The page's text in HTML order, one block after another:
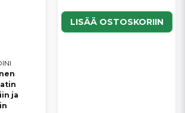
ja
LISÄÄ OSTOSKORIIN